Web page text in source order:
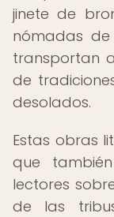
jinete de
nómadas
transportan
de
desolados.
Estas obras
que
lectores
de las